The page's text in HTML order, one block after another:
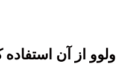
از آن